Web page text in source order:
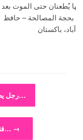
يُطعنان حتى الموت بعد
بحجة المصالحة – حافظ
آباد، باكستان
رجل يطعن حماته حتى الموت…
قتل رجل حديث الزواج على… →